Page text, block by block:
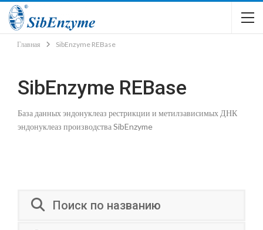
Главная SibEnzyme REBase
SibEnzyme REBase
База данных эндонуклеаз рестрикции и метилзависимых ДНК
эндонуклеаз производства SibEnzyme
Поиск по названию